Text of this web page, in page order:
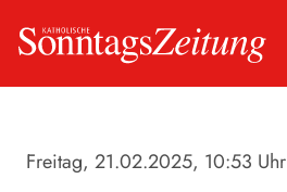
Freitag, 21.02.2025, 10:53 Uhr